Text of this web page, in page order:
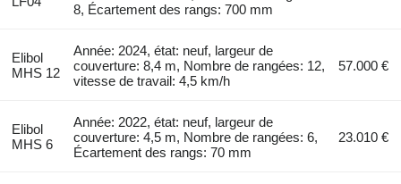
8, Écartement des rangs: 700 mm
Elibol
MHS 12
Année: 2024, état: neuf, largeur de
couverture: 8,4 m, Nombre de rangées: 12,
vitesse de travail: 4,5 km/h
57.000 €
Elibol
MHS 6
Année: 2022, état: neuf, largeur de
couverture: 4,5 m, Nombre de rangées: 6,
Écartement des rangs: 70 mm
23.010 €